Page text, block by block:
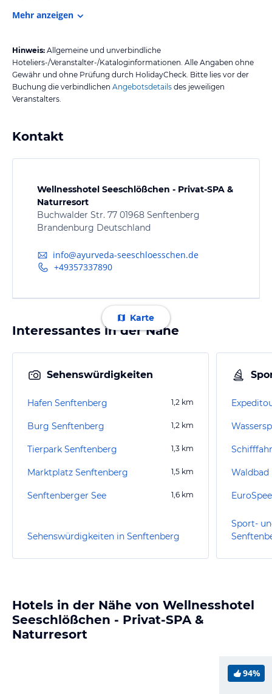
Mehr anzeigen
Hinweis: Allgemeine und unverbindliche
Hoteliers-/Veranstalter-/Kataloginformationen. Alle Angaben ohne
Gewähr und ohne Prüfung durch HolidayCheck. Bitte lies vor der
Buchung die verbindlichen Angebotsdetails des jeweiligen
Veranstalters.
Kontakt
Wellnesshotel Seeschlößchen - Privat-SPA &
Naturresort
Buchwalder Str. 77 01968 Senftenberg
Brandenburg Deutschland
info@ayurveda-seeschloesschen.de
+49357337890
Karte
Interessantes in der Nähe
Sehenswürdigkeiten
Hafen Senftenberg 1,2 km
Burg Senftenberg 1,2 km
Tierpark Senftenberg 1,3 km
Marktplatz Senftenberg 1,5 km
Senftenberger See 1,6 km
Sehenswürdigkeiten in Senftenberg
Waldbad
Sport-
Hotels in der Nähe von Wellnesshotel
Seeschlößchen - Privat-SPA &
Naturresort
94%